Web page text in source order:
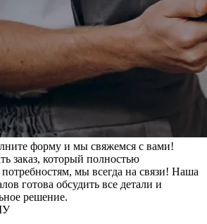
форму и мы свяжемся с вами!
заказ, который полностью
мы всегда на связи! Наша
готова обсудить все детали и
решение.